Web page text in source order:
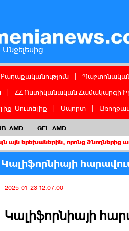
Քաղաքականություն
ՀՀ Ոստիկանական Համակարգի
Մուտելիք Սպորտ
AMD GEL AMD
որոնց ծնողներից առնվազն
Կալիֆորնիայի
2025-01-23 12:07:00
Կալիֆորնիայի